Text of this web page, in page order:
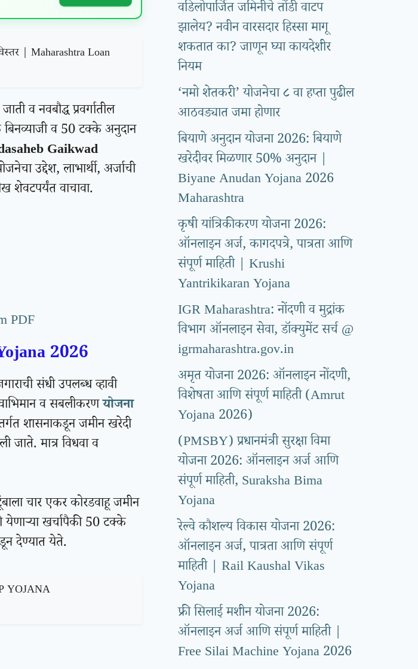
| Maharashtra Loan
व नवबौद्ध प्रवर्गातील
व 50 टक्के अनुदान
Gaikwad
उद्देश, लाभार्थी, अर्जाची
वाचावा.
PDF
2026
संधी उपलब्ध व्हावी
व सबलीकरणयोजना
शासनाकडून जमीन खरेदी
जाते. मात्र विधवा व
चार एकर कोरडवाहू जमीन
खर्चापैकी 50 टक्के
देण्यात येते.
YOJANA
वडिलोपार्जित जमिनीचे तोंडी वाटप
झालेय? नवीन वारसदार हिस्सा मागू
शकतात का? जाणून घ्या कायदेशीर
नियम
‘नमो शेतकरी’ योजनेचा ८ वा हप्ता पुढील
आठवड्यात जमा होणार
बियाणे अनुदान योजना 2026: बियाणे
खरेदीवर मिळणार 50% अनुदान |
Biyane Anudan Yojana 2026
Maharashtra
कृषी यांत्रिकीकरण योजना 2026:
ऑनलाइन अर्ज, कागदपत्रे, पात्रता आणि
संपूर्ण माहिती | Krushi
Yantrikikaran Yojana
IGR Maharashtra: नोंदणी व मुद्रांक
विभाग ऑनलाइन सेवा, डॉक्युमेंट सर्च @
igrmaharashtra.gov.in
अमृत योजना 2026: ऑनलाइन नोंदणी,
विशेषता आणि संपूर्ण माहिती (Amrut
Yojana 2026)
(PMSBY) प्रधानमंत्री सुरक्षा विमा
योजना 2026: ऑनलाइन अर्ज आणि
संपूर्ण माहिती, Suraksha Bima
Yojana
रेल्वे कौशल्य विकास योजना 2026:
ऑनलाइन अर्ज, पात्रता आणि संपूर्ण
माहिती | Rail Kaushal Vikas
Yojana
फ्री सिलाई मशीन योजना 2026:
ऑनलाइन अर्ज आणि संपूर्ण माहिती |
Free Silai Machine Yojana 2026